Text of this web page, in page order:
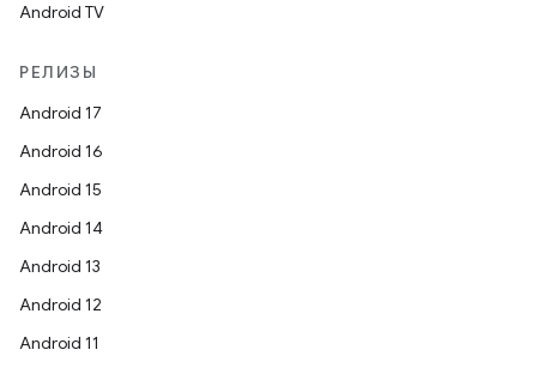
Android TV
РЕЛИЗЫ
Android 17
Android 16
Android 15
Android 14
Android 13
Android 12
Android 11